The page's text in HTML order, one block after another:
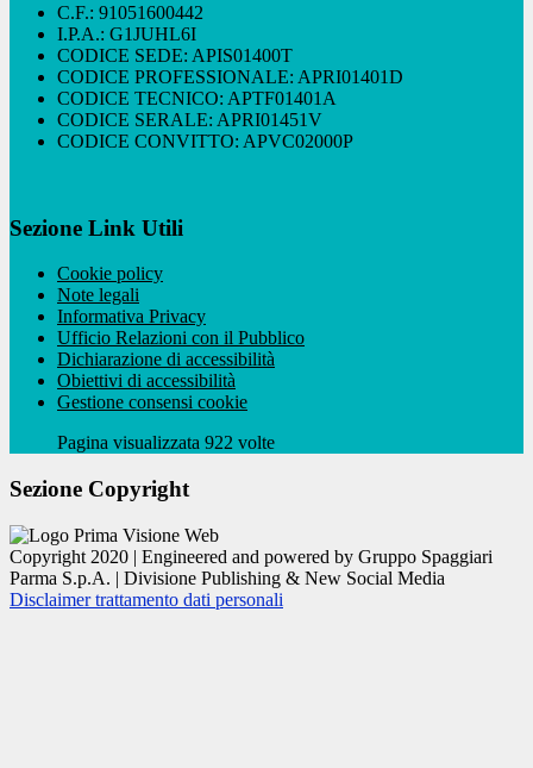
C.F.: 91051600442
I.P.A.: G1JUHL6I
CODICE SEDE: APIS01400T
CODICE PROFESSIONALE: APRI01401D
CODICE TECNICO: APTF01401A
CODICE SERALE: APRI01451V
CODICE CONVITTO: APVC02000P
Sezione Link Utili
Cookie policy
Note legali
Informativa Privacy
Ufficio Relazioni con il Pubblico
Dichiarazione di accessibilità
Obiettivi di accessibilità
Gestione consensi cookie
Pagina visualizzata 922 volte
Sezione Copyright
Copyright 2020 | Engineered and powered by Gruppo Spaggiari
Parma S.p.A. | Divisione Publishing & New Social Media
Disclaimer trattamento dati personali